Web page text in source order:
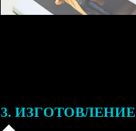
3. ИЗГОТОВЛЕНИЕ